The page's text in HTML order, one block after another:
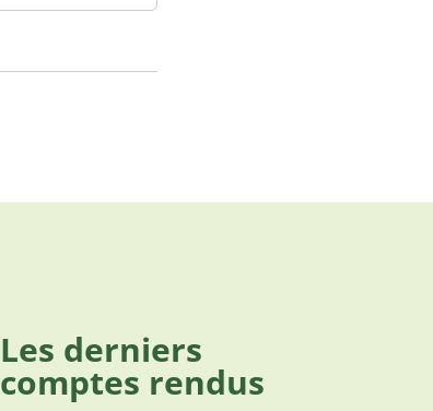
Les derniers
comptes rendus